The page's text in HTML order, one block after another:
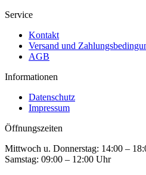
Service
Kontakt
Versand und
AGB
Informationen
Datenschutz
Impressum
Öffnungszeiten
Mittwoch u. Donnerstag: 14:00 –
Samstag: 09:00 – 12:00 Uhr